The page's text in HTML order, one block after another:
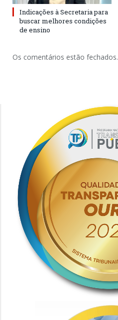
Indicações à Secretaria para
buscar melhores condições
de ensino
Os comentários estão fechados.